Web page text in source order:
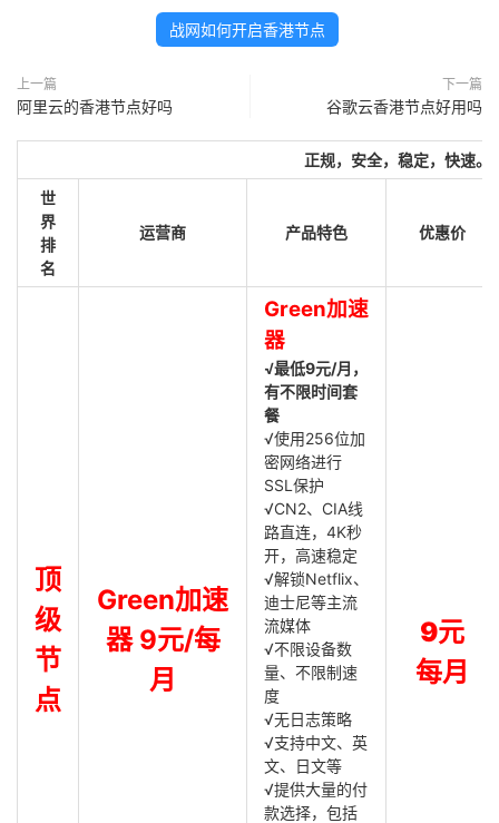
战网如何开启香港节点
上一篇
阿里云的香港节点好吗
下一篇
谷歌云香港节点好用吗
正规，安全，稳定，快速。
世
界
排
名
运营商 产品特色 优惠价
顶
级
节
点
Green加速
器 9元/每
月
Green加速
器
√最低9元/月，
有不限时间套
餐
√使用256位加
密网络进行
SSL保护
√CN2、CIA线
路直连，4K秒
开，高速稳定
√解锁Netflix、
迪士尼等主流
流媒体
√不限设备数
量、不限制速
度
√无日志策略
√支持中文、英
文、日文等
√提供大量的付
款选择，包括
9元
每月